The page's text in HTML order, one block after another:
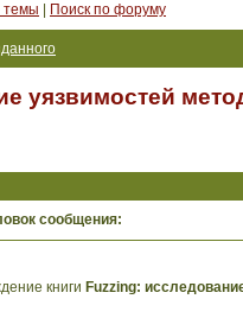
темы Поиск по форуму
уязвимостей
сообщения:
книги Fuzzing: